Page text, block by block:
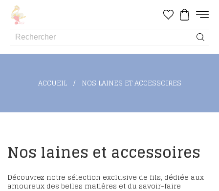
ACCUEIL NOS LAINES ET ACCESSOIRES
Nos laines et accessoires
Découvrez notre sélection exclusive de fils, dédiée aux
amoureux des belles matières et du savoir-faire